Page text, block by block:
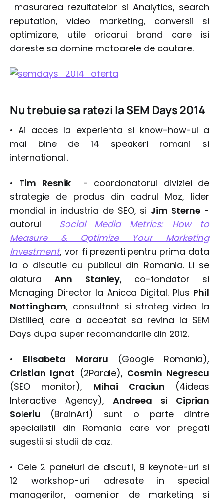
masurarea rezultatelor si Analytics, search
reputation, video marketing, conversii si
optimizare, utile oricarui brand care isi
doreste sa domine motoarele de cautare.
Nu trebuie sa ratezi la SEM Days 2014
• Ai acces la experienta si know-how-ul a
mai bine de 14 speakeri romani si
internationali.
• Tim Resnik- coordonatorul diviziei de
strategie de produs din cadrul Moz, lider
mondial in industria de SEO, si Jim Sterne -
autorul Social Media Metrics: How to
Measure & Optimize Your Marketing
Investment, vor fi prezenti pentru prima data
la o discutie cu publicul din Romania. Li se
alaturaAnn Stanley, co-fondator si
Managing Director la Anicca Digital. Plus Phil
Nottingham, consultant si strateg video la
Distilled, care a acceptat sa revina la SEM
Days dupa super recomandarile din 2012.
• Elisabeta Moraru (Google Romania),
Cristian Ignat (2Parale), Cosmin Negrescu
(SEO monitor), Mihai Craciun (4ideas
Interactive Agency), Andreea si Ciprian
Soleriu (BrainArt) sunt o parte dintre
specialistii din Romania care vor pregati
sugestii si studii de caz.
• Cele 2 paneluri de discutii, 9 keynote-uri si
12 workshop-uri adresate in special
managerilor, oamenilor de marketing si